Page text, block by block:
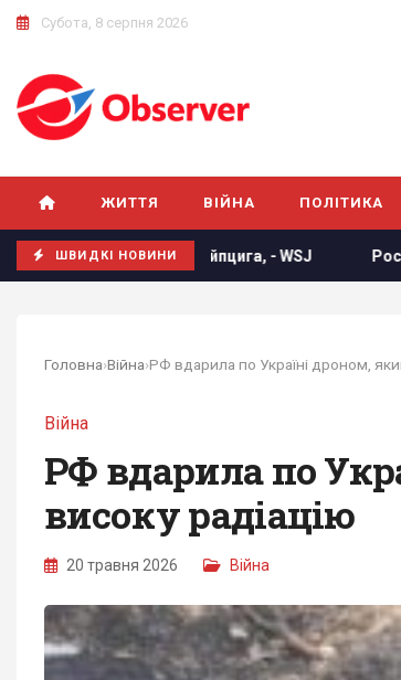
Субота, 8 серпня 2026
ЖИТТЯ ВІЙНА ПОЛІТИКА
ШВИДКІ НОВИНИ
- WSJ Росія вночі атакувала
Головна›Війна›
Війна
РФ вдарила по
високу радіацію
20 травня 2026 Війна